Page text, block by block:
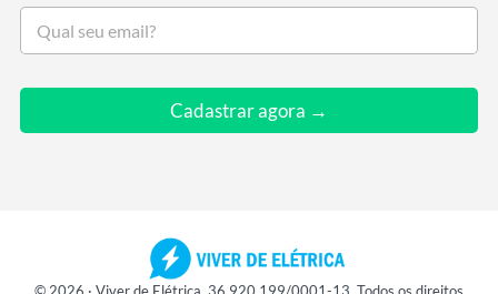
S
u
Cadastrar agora →
© 2026 · Viver de Elétrica. 36.920.199/0001-13. Todos os direitos